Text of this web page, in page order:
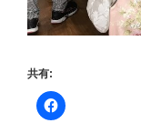
共有: